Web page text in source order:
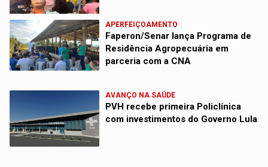
APERFEIÇOAMENTO
Faperon/Senar lança Programa de
Residência Agropecuária em
parceria com a CNA
AVANÇO NA SAÚDE
PVH recebe primeira Policlínica
com investimentos do Governo Lula